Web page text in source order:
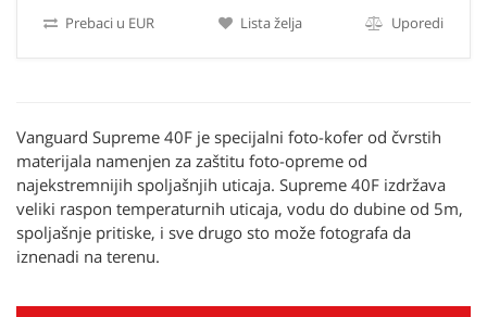
Prebaci u EUR Lista želja Uporedi
Vanguard Supreme 40F je specijalni foto-kofer od čvrstih
materijala namenjen za zaštitu foto-opreme od
najekstremnijih spoljašnjih uticaja. Supreme 40F izdržava
veliki raspon temperaturnih uticaja, vodu do dubine od 5m,
spoljašnje pritiske, i sve drugo sto može fotografa da
iznenadi na terenu.